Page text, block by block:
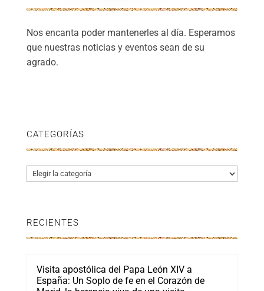
Nos encanta poder mantenerles al día. Esperamos
que nuestras noticias y eventos sean de su
agrado.
CATEGORÍAS
Categorías
RECIENTES
Visita apostólica del Papa León XIV a
España: Un Soplo de fe en el Corazón de